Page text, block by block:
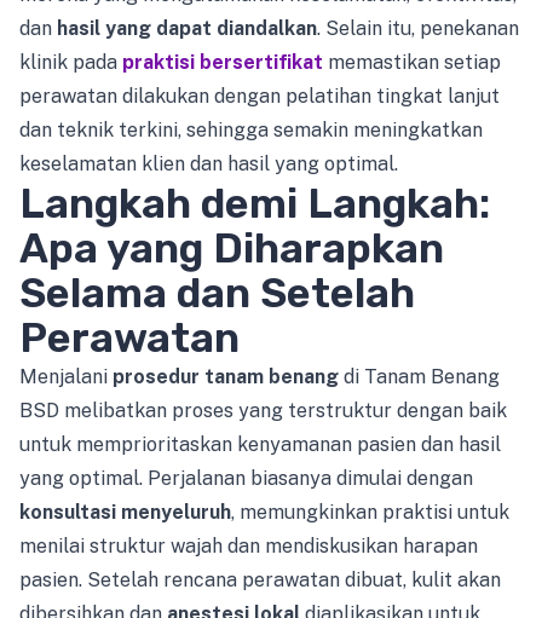
dan hasil yang dapat diandalkan. Selain itu, penekanan
klinik pada praktisi bersertifikat memastikan setiap
perawatan dilakukan dengan pelatihan tingkat lanjut
dan teknik terkini, sehingga semakin meningkatkan
keselamatan klien dan hasil yang optimal.
Langkah demi Langkah:
Apa yang Diharapkan
Selama dan Setelah
Perawatan
Menjalani prosedur tanam benang di Tanam Benang
BSD melibatkan proses yang terstruktur dengan baik
untuk memprioritaskan kenyamanan pasien dan hasil
yang optimal. Perjalanan biasanya dimulai dengan
konsultasi menyeluruh, memungkinkan praktisi untuk
menilai struktur wajah dan mendiskusikan harapan
pasien. Setelah rencana perawatan dibuat, kulit akan